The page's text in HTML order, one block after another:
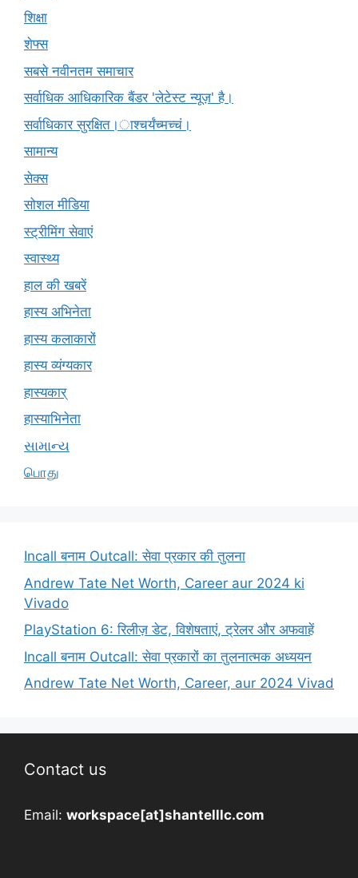
शिक्षा
शेफ्स
सबसे नवीनतम समाचार
सर्वाधिक आधिकारिक बैंडर 'लेटेस्ट न्यूज़' है।
सर्वाधिकार सुरक्षित।ाश्चर्यंच्मच्चं।
सामान्य
सेक्स
सोशल मीडिया
स्ट्रीमिंग सेवाएं
स्वास्थ्य
हाल की खबरें
हास्य अभिनेता
हास्य कलाकारों
हास्य व्यंग्यकार
हास्यकार्
हास्याभिनेता
સામાન્ય
பொது
Incall बनाम Outcall: सेवा प्रकार की तुलना
Andrew Tate Net Worth, Career aur 2024 ki
Vivado
PlayStation 6: रिलीज़ डेट, विशेषताएं, ट्रेलर और अफवाहें
Incall बनाम Outcall: सेवा प्रकारों का तुलनात्मक अध्ययन
Andrew Tate Net Worth, Career, aur 2024 Vivad
Contact us
Email: workspace[at]shantelllc.com